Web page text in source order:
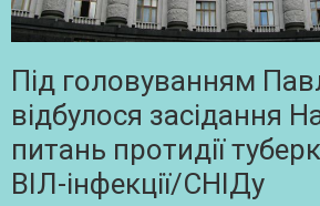
Під головуванням
відбулося засідання
питань протидії
ВІЛ-інфекції/СНІДу